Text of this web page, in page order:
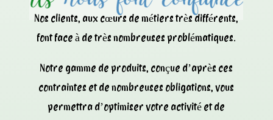
Nos clients, aux cœurs de métiers très différents,
font face à de très nombreuses problématiques.
Notre gamme de produits, conçue d’après ces
contraintes et de nombreuses obligations, vous
permettra d’optimiser votre activité et de